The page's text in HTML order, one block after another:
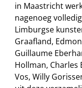
in Maastricht
nagenoeg
Limburgse
Graafland,
Guillaume
Hollman, Charles
Vos, Willy